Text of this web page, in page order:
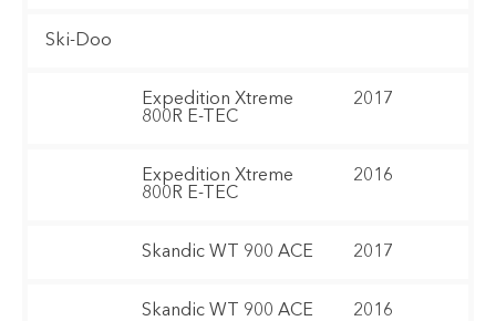
Ski-Doo
Expedition Xtreme
800R E-TEC
2017
Expedition Xtreme
800R E-TEC
2016
Skandic WT 900 ACE 2017
Skandic WT 900 ACE 2016